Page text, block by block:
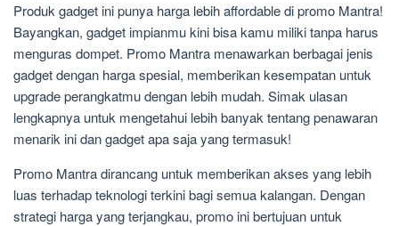
Produk gadget ini punya harga lebih affordable di promo Mantra!
Bayangkan, gadget impianmu kini bisa kamu miliki tanpa harus
menguras dompet. Promo Mantra menawarkan berbagai jenis
gadget dengan harga spesial, memberikan kesempatan untuk
upgrade perangkatmu dengan lebih mudah. Simak ulasan
lengkapnya untuk mengetahui lebih banyak tentang penawaran
menarik ini dan gadget apa saja yang termasuk!
Promo Mantra dirancang untuk memberikan akses yang lebih
luas terhadap teknologi terkini bagi semua kalangan. Dengan
strategi harga yang terjangkau, promo ini bertujuan untuk